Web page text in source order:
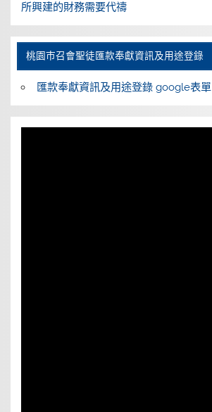
所興建的財務需要代禱
桃園巿召會聖徒匯款奉獻資訊及用途登錄
匯款奉獻資訊及用途登錄 google表單